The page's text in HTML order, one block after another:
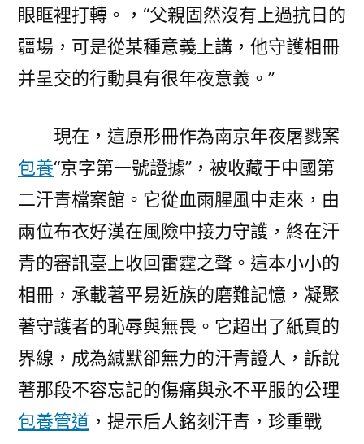
眼眶裡打轉。，“父親固然沒有上過抗日的
疆場，可是從某種意義上講，他守護相冊
并呈交的行動具有很年夜意義。”
現在，這原形冊作為南京年夜屠戮案
包養“京字第一號證據”，被收藏于中國第
二汗青檔案館。它從血雨腥風中走來，由
兩位布衣好漢在風險中接力守護，終在汗
青的審訊臺上收回雷霆之聲。這本小小的
相冊，承載著平易近族的磨難記憶，凝聚
著守護者的恥辱與無畏。它超出了紙頁的
界線，成為緘默卻無力的汗青證人，訴說
著那段不容忘記的傷痛與永不平服的公理
包養管道 ，提示后人銘刻汗青，珍重戰